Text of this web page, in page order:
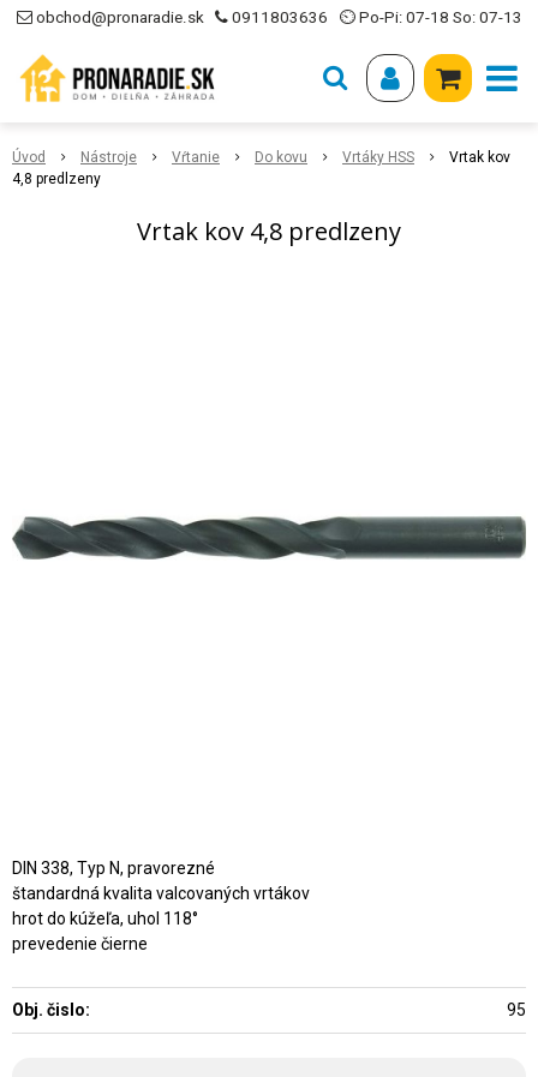
obchod@pronaradie.sk 0911803636 ⏲ Po-Pi: 07-18 So: 07-13
Úvod Nástroje Vŕtanie Do kovu Vrtáky HSS
Vrtak kov
4,8 predlzeny
Vrtak kov 4,8 predlzeny
DIN 338, Typ N, pravorezné
štandardná kvalita valcovaných vrtákov
hrot do kúžeľa, uhol 118°
prevedenie čierne
Obj. čislo: 95